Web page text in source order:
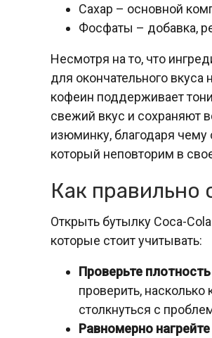
Сахар – основной
Фосфаты – добавка,
Несмотря на то, что
для окончательного
кофеин поддерживает
свежий вкус и сохраняют
изюминку, благодаря чему
который неповторим в
Как правильно
Открыть бутылку Coca-
которые стоит учитывать:
Проверьте
проверить,
столкнуться с
Равномерно